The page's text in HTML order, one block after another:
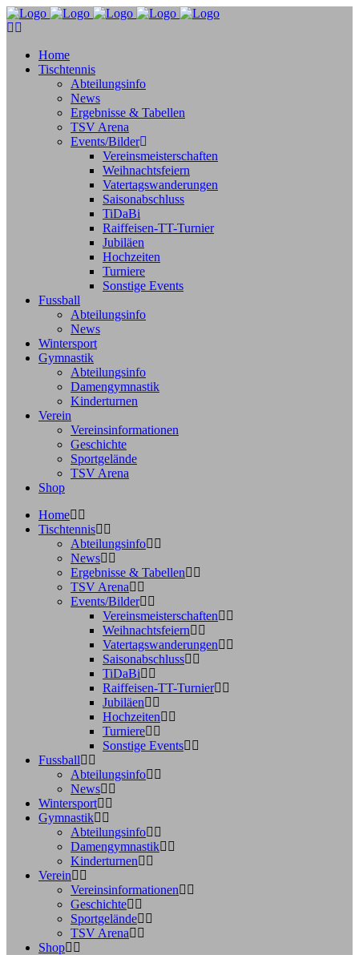
Home
Tischtennis
Abteilungsinfo
News
Ergebnisse & Tabellen
TSV Arena
Events/Bilder
Vereinsmeisterschaften
Weihnachtsfeiern
Vatertagswanderungen
Saisonabschluss
TiDaBi
Raiffeisen-TT-Turnier
Jubiläen
Hochzeiten
Turniere
Sonstige Events
Fussball
Abteilungsinfo
News
Wintersport
Gymnastik
Abteilungsinfo
Damengymnastik
Kinderturnen
Verein
Vereinsinformationen
Geschichte
Sportgelände
TSV Arena
Shop
Home
Tischtennis
Abteilungsinfo
News
Ergebnisse & Tabellen
TSV Arena
Events/Bilder
Vereinsmeisterschaften
Weihnachtsfeiern
Vatertagswanderungen
Saisonabschluss
TiDaBi
Raiffeisen-TT-Turnier
Jubiläen
Hochzeiten
Turniere
Sonstige Events
Fussball
Abteilungsinfo
News
Wintersport
Gymnastik
Abteilungsinfo
Damengymnastik
Kinderturnen
Verein
Vereinsinformationen
Geschichte
Sportgelände
TSV Arena
Shop